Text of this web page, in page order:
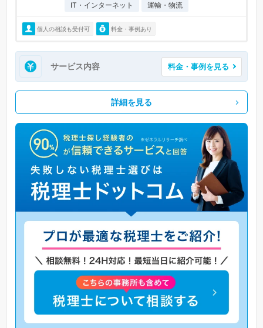
IT・インターネット
運輸・物流
個人の相談も受付可 料金・事例あり
サービス内容 料金・事例を見る
詳細を見る